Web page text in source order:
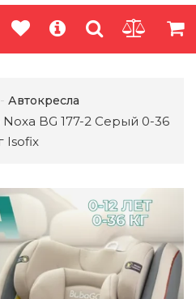
Автокресла
BG 177-2 Серый 0-36
Isofix